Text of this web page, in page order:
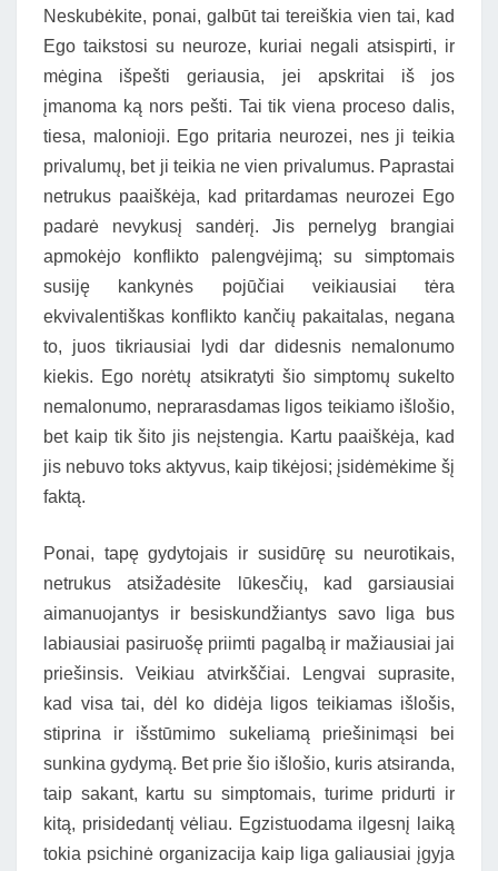
Neskubėkite, ponai, galbūt tai tereiškia vien tai, kad
Ego taikstosi su neuroze, kuriai negali atsispirti, ir
mėgina išpešti geriausia, jei apskritai iš jos
įmanoma ką nors pešti. Tai tik viena proceso dalis,
tiesa, malonioji. Ego pritaria neurozei, nes ji teikia
privalumų, bet ji teikia ne vien privalumus. Paprastai
netrukus paaiškėja, kad pritardamas neurozei Ego
padarė nevykusį sandėrį. Jis pernelyg brangiai
apmokėjo konflikto palengvėjimą; su simptomais
susiję kankynės pojūčiai veikiausiai tėra
ekvivalentiškas konflikto kančių pakaitalas, negana
to, juos tikriausiai lydi dar didesnis nemalonumo
kiekis. Ego norėtų atsikratyti šio simptomų sukelto
nemalonumo, neprarasdamas ligos teikiamo išlošio,
bet kaip tik šito jis neįstengia. Kartu paaiškėja, kad
jis nebuvo toks aktyvus, kaip tikėjosi; įsidėmėkime šį
faktą.
Ponai, tapę gydytojais ir susidūrę su neurotikais,
netrukus atsižadėsite lūkesčių, kad garsiausiai
aimanuojantys ir besiskundžiantys savo liga bus
labiausiai pasiruošę priimti pagalbą ir mažiausiai jai
priešinsis. Veikiau atvirkščiai. Lengvai suprasite,
kad visa tai, dėl ko didėja ligos teikiamas išlošis,
stiprina ir išstūmimo sukeliamą priešinimąsi bei
sunkina gydymą. Bet prie šio išlošio, kuris atsiranda,
taip sakant, kartu su simptomais, turime pridurti ir
kitą, prisidedantį vėliau. Egzistuodama ilgesnį laiką
tokia psichinė organizacija kaip liga galiausiai įgyja